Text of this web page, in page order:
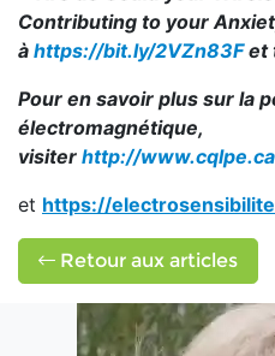
Contributing to your
à https://bit.ly/2VZn83Fet
Pour en savoir plus sur la
électromagnétique,
visiter http://www.cqlpe.ca
et https://
Retour aux articles